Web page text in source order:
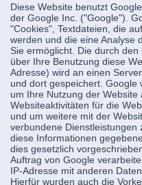
Diese Website benutzt
der Google Inc. ("Google").
"Cookies", Textdateien, die
werden und die eine Analyse
Sie ermöglicht. Die durch
über Ihre Benutzung diese
Adresse) wird an einen
und dort gespeichert. Google
um Ihre Nutzung der
Websiteaktivitäten für die
und um weitere mit der
verbundene Dienstleistungen
diese Informationen
dies gesetzlich
Auftrag von Google
IP-Adresse mit anderen
Hierfür wurden auch die